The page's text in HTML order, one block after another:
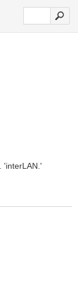
'interLAN.'